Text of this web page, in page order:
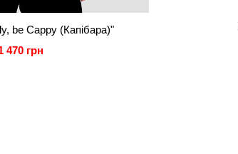
be Cappy (Капібара)"
470 грн